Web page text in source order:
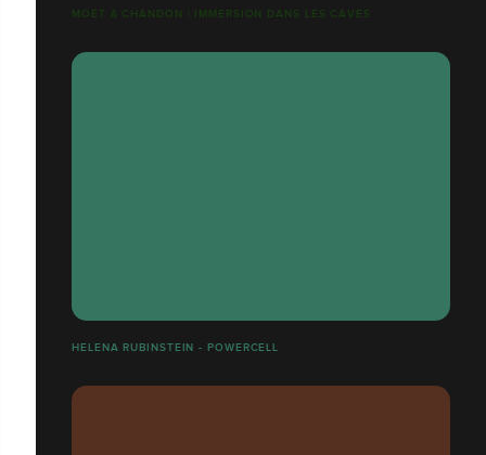
MOET & CHANDON | IMMERSION DANS LES CAVES
HELENA RUBINSTEIN - POWERCELL